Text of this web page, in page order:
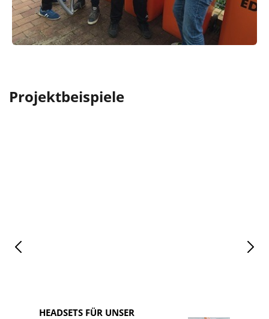
Projektbeispiele
HEADSETS FÜR UNSER